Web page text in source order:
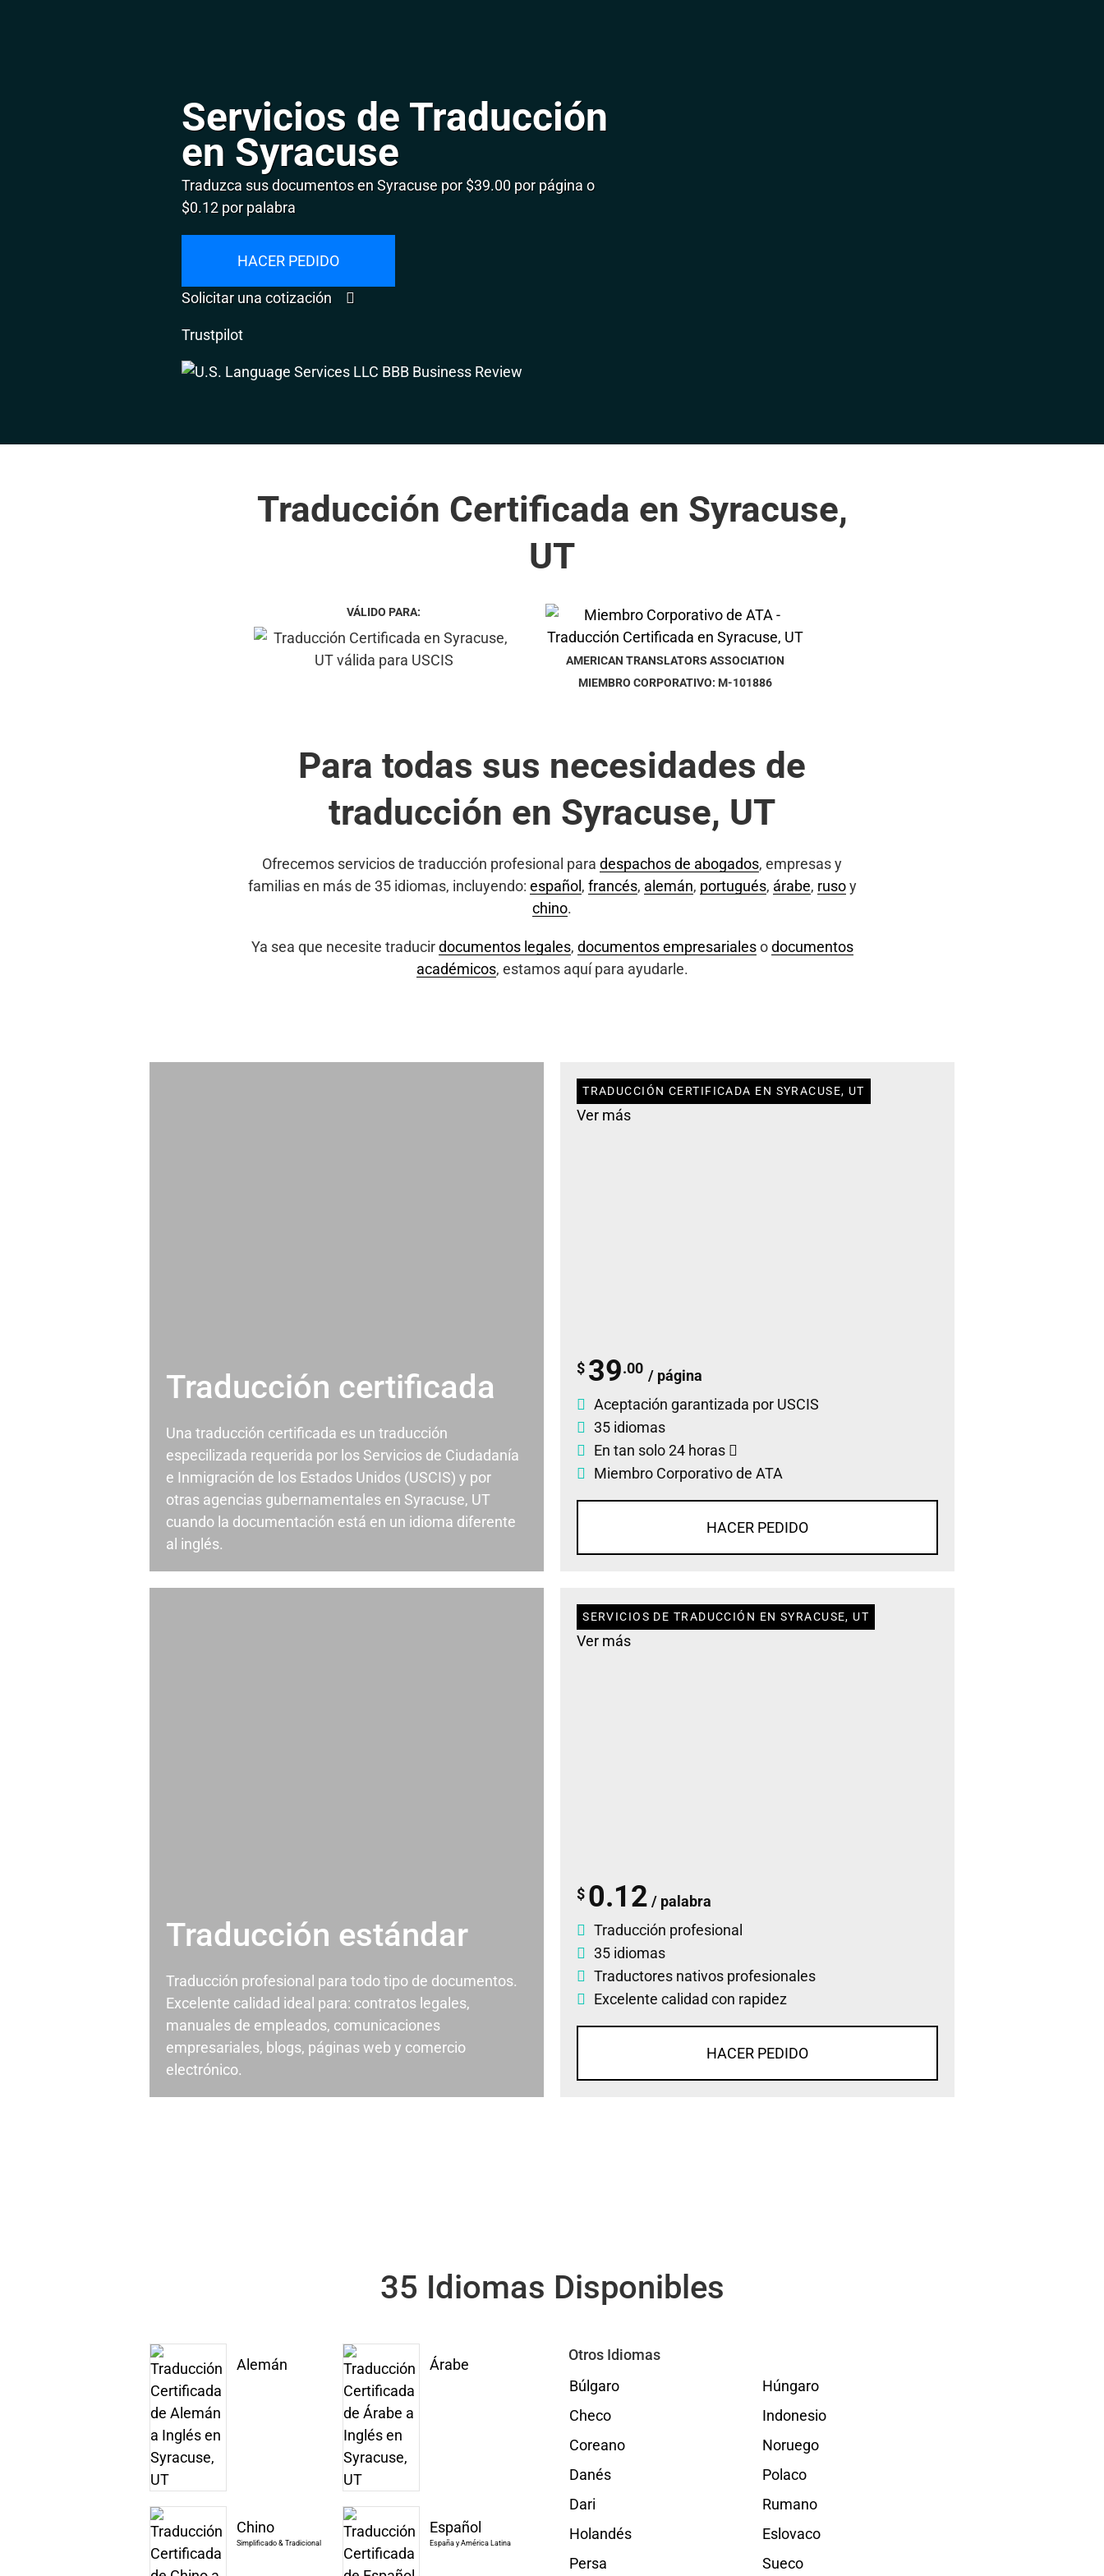
Servicios de Traducción
en Syracuse
Traduzca sus documentos en Syracuse por $39.00 por página o
$0.12 por palabra
HACER PEDIDO
Solicitar una cotización
Trustpilot
Traducción Certificada en Syracuse,
UT
VÁLIDO PARA:
AMERICAN TRANSLATORS ASSOCIATION
MIEMBRO CORPORATIVO: M-101886
Para todas sus necesidades de
traducción en Syracuse, UT
Ofrecemos servicios de traducción profesional para despachos de abogados, empresas y
familias en más de 35 idiomas, incluyendo: español , francés, alemán, portugués, árabe, rusoy
chino.
Ya sea que necesite traducirdocumentos legales, documentos empresarialesodocumentos
académicos, estamos aquí para ayudarle.
Traducción certificada
Una traducción certificada es un traducción
especilizada requerida por los Servicios de Ciudadanía
e Inmigración de los Estados Unidos (USCIS) y por
otras agencias gubernamentales en Syracuse, UT
cuando la documentación está en un idioma diferente
al inglés.
TRADUCCIÓN CERTIFICADA EN SYRACUSE, UT
Ver más
$ 39.00 / página
Aceptación garantizada por USCIS
35 idiomas
En tan solo 24 horas
Miembro Corporativo de ATA
HACER PEDIDO
Traducción estándar
Traducción profesional para todo tipo de documentos.
Excelente calidad ideal para: contratos legales,
manuales de empleados, comunicaciones
empresariales, blogs, páginas web y comercio
electrónico.
SERVICIOS DE TRADUCCIÓN EN SYRACUSE, UT
Ver más
$ 0.12 / palabra
Traducción profesional
35 idiomas
Traductores nativos profesionales
Excelente calidad con rapidez
HACER PEDIDO
35 Idiomas Disponibles
Alemán Árabe
Chino
Simplificado & Tradicional
Español
España y América Latina
Otros Idiomas
Búlgaro
Checo
Coreano
Danés
Dari
Holandés
Persa
Húngaro
Indonesio
Noruego
Polaco
Rumano
Eslovaco
Sueco